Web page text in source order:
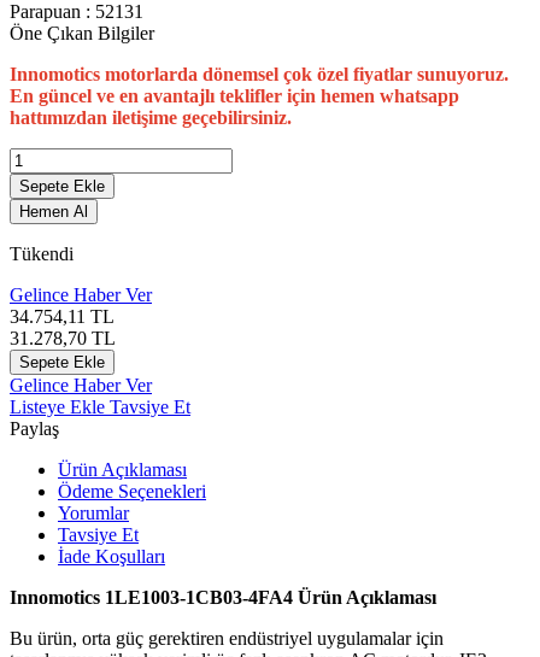
Parapuan : 52131
Öne Çıkan Bilgiler
Innomotics motorlarda dönemsel çok özel fiyatlar sunuyoruz.
En güncel ve en avantajlı teklifler için hemen whatsapp
hattımızdan iletişime geçebilirsiniz.
Sepete Ekle
Hemen Al
Tükendi
Gelince Haber Ver
34.754,11 TL
31.278,70 TL
Sepete Ekle
Gelince Haber Ver
Listeye Ekle Tavsiye Et
Paylaş
Ürün Açıklaması
Ödeme Seçenekleri
Yorumlar
Tavsiye Et
İade Koşulları
Innomotics 1LE1003-1CB03-4FA4 Ürün Açıklaması
Bu ürün, orta güç gerektiren endüstriyel uygulamalar için